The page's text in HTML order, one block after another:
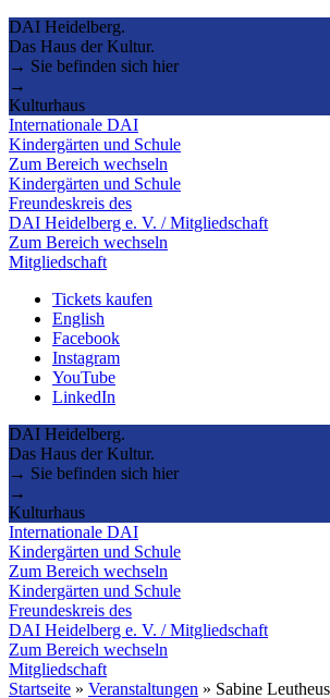
DAI Heidelberg.
Das Haus der Kultur.
→ Sie befinden sich hier
→
Kulturhaus
Internationale DAI
Kindergärten und Schule
Zum Bereich wechseln
Kindergärten und Schule
Freundeskreis des
DAI Heidelberg e. V. / Mitgliedschaft
Zum Bereich wechseln
Mitgliedschaft
Tickets kaufen
English
Facebook
Instagram
YouTube
LinkedIn
DAI Heidelberg.
Das Haus der Kultur.
→ Sie befinden sich hier
→
Kulturhaus
Internationale DAI
Kindergärten und Schule
Zum Bereich wechseln
Kindergärten und Schule
Freundeskreis des
DAI Heidelberg e. V. / Mitgliedschaft
Zum Bereich wechseln
Mitgliedschaft
Startseite » Veranstaltungen » Sabine